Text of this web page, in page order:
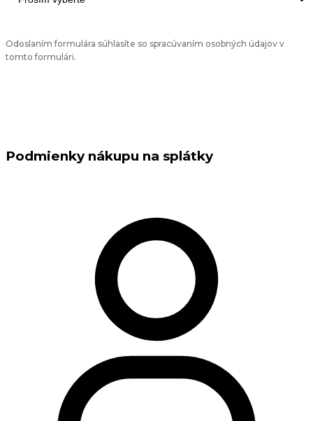
Odoslaním formulára súhlasíte so spracúvaním osobných údajov v
tomto formulári.
Podmienky nákupu na splátky